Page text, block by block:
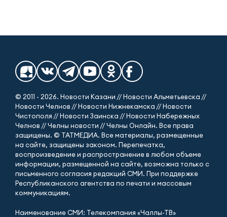
© 2011 - 2026. Новости Казани // Новости Альметьевска //
Новости Челнов // Новости Нижнекамска // Новости
Чистополя // Новости Заинска // Новости Набережных
Челнов // Челны новости // Челны Онлайн. Все права
защищены. © ТАТМЕДИА. Все материалы, размещенные
на сайте, защищены законом. Перепечатка,
воспроизведение и распространение в любом объеме
информации, размещенной на сайте, возможна только с
письменного согласия редакций СМИ. При поддержке
Республиканского агентства по печати и массовым
коммуникациям.
Наименование СМИ: Телекомпания «Чаллы-ТВ»